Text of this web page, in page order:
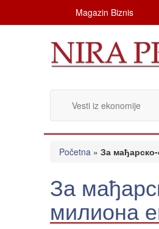
Magazin Biznis
Vesti iz ekonomije
Početna » За
За
милиона